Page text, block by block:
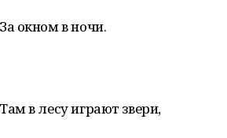
За окном в ночи.
Там в лесу играют звери,